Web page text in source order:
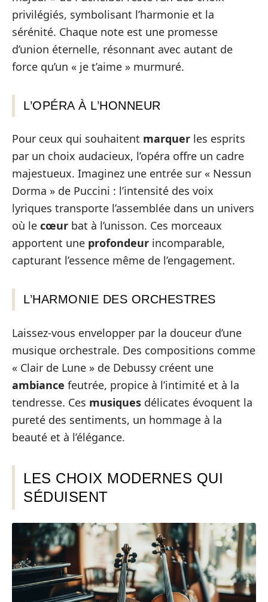
privilégiés, symbolisant l’harmonie et la
sérénité. Chaque note est une promesse
d’union éternelle, résonnant avec autant de
force qu’un « je t’aime » murmuré.
L’OPÉRA À L’HONNEUR
Pour ceux qui souhaitent marquer les esprits
par un choix audacieux, l’opéra offre un cadre
majestueux. Imaginez une entrée sur « Nessun
Dorma » de Puccini : l’intensité des voix
lyriques transporte l’assemblée dans un univers
où le cœur bat à l’unisson. Ces morceaux
apportent une profondeur incomparable,
capturant l’essence même de l’engagement.
L’HARMONIE DES ORCHESTRES
Laissez-vous envelopper par la douceur d’une
musique orchestrale. Des compositions comme
« Clair de Lune » de Debussy créent une
ambiance feutrée, propice à l’intimité et à la
tendresse. Ces musiques délicates évoquent la
pureté des sentiments, un hommage à la
beauté et à l’élégance.
LES CHOIX MODERNES QUI
SÉDUISENT